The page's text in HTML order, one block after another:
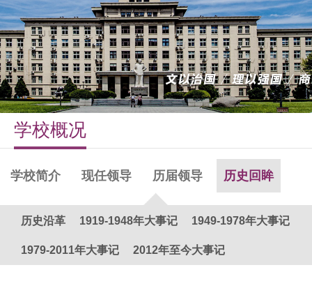
学校概况
学校简介 现任领导 历届领导 历史回眸
历史沿革 1919-1948年大事记 1949-1978年大事记
1979-2011年大事记 2012年至今大事记